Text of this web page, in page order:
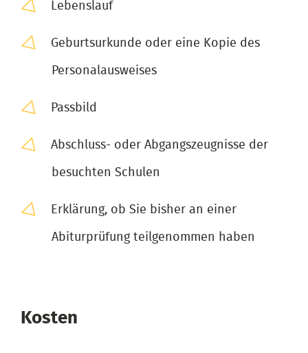
Lebenslauf
Geburtsurkunde oder eine Kopie des
Personalausweises
Passbild
Abschluss- oder Abgangszeugnisse der
besuchten Schulen
Erklärung, ob Sie bisher an einer
Abiturprüfung teilgenommen haben
Kosten